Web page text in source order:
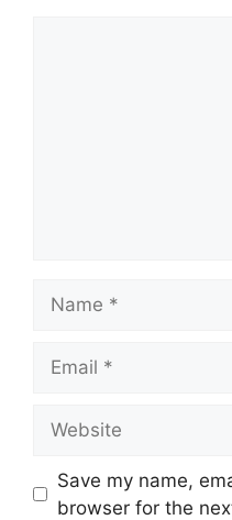
Save my name,
browser for the